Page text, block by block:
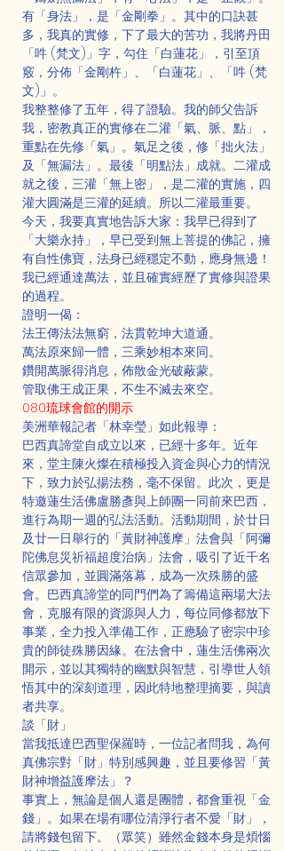
有「身法」，是「金剛拳」。其中的口訣甚
多，我真的實修，下了最大的苦功，我將丹田
「吽 (梵文)」字，勾住「白蓮花」，引至頂
竅，分佈「金剛杵」、「白蓮花」、「吽 (梵
文)」。
我整整修了五年，得了證驗。我的師父告訴
我，密教真正的實修在二灌「氣、脈、點」，
重點在先修「氣」。氣足之後，修「拙火法」
及「無漏法」。最後「明點法」成就。二灌成
就之後，三灌「無上密」，是二灌的實施，四
灌大圓滿是三灌的延續。所以二灌最重要。
今天，我要真實地告訴大家：我早已得到了
「大樂永持」，早已受到無上菩提的佛記，擁
有自性佛寶，法身已經穩定不動，應身無邊！
我已經通達萬法，並且確實經歷了實修與證果
的過程。
證明一偈：
法王傳法法無窮，法貫乾坤大道通。
萬法原來歸一體，三乘妙相本來同。
鑽開萬脈得消息，佈散金光破蔽蒙。
管取佛王成正果，不生不滅去來空。
080琉球會館的開示
美洲華報記者「林幸瑩」如此報導：
巴西真諦堂自成立以來，已經十多年。近年
來，堂主陳火燦在積極投入資金與心力的情況
下，致力於弘揚法務，毫不保留。此次，更是
特邀蓮生活佛盧勝彥與上師團一同前來巴西，
進行為期一週的弘法活動。活動期間，於廿日
及廿一日舉行的「黃財神護摩」法會與「阿彌
陀佛息災祈福超度治病」法會，吸引了近千名
信眾參加，並圓滿落幕，成為一次殊勝的盛
會。巴西真諦堂的同門們為了籌備這兩場大法
會，克服有限的資源與人力，每位同修都放下
事業，全力投入準備工作，正應驗了密宗中珍
貴的師徒殊勝因緣。在法會中，蓮生活佛兩次
開示，並以其獨特的幽默與智慧，引導世人領
悟其中的深刻道理，因此特地整理摘要，與讀
者共享。
談「財」
當我抵達巴西聖保羅時，一位記者問我，為何
真佛宗對「財」特別感興趣，並且要修習「黃
財神增益護摩法」？
事實上，無論是個人還是團體，都會重視「金
錢」。如果在場有哪位清淨行者不愛「財」，
請將錢包留下。（眾笑）雖然金錢本身是煩惱